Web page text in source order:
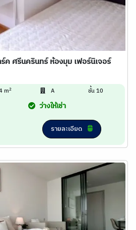
ค ศรีนครินทร์ ห้องมุม เฟอร์นิเจอร์
m2 A ชั้น 10
ว่างให้เช่า
รายละเอียด